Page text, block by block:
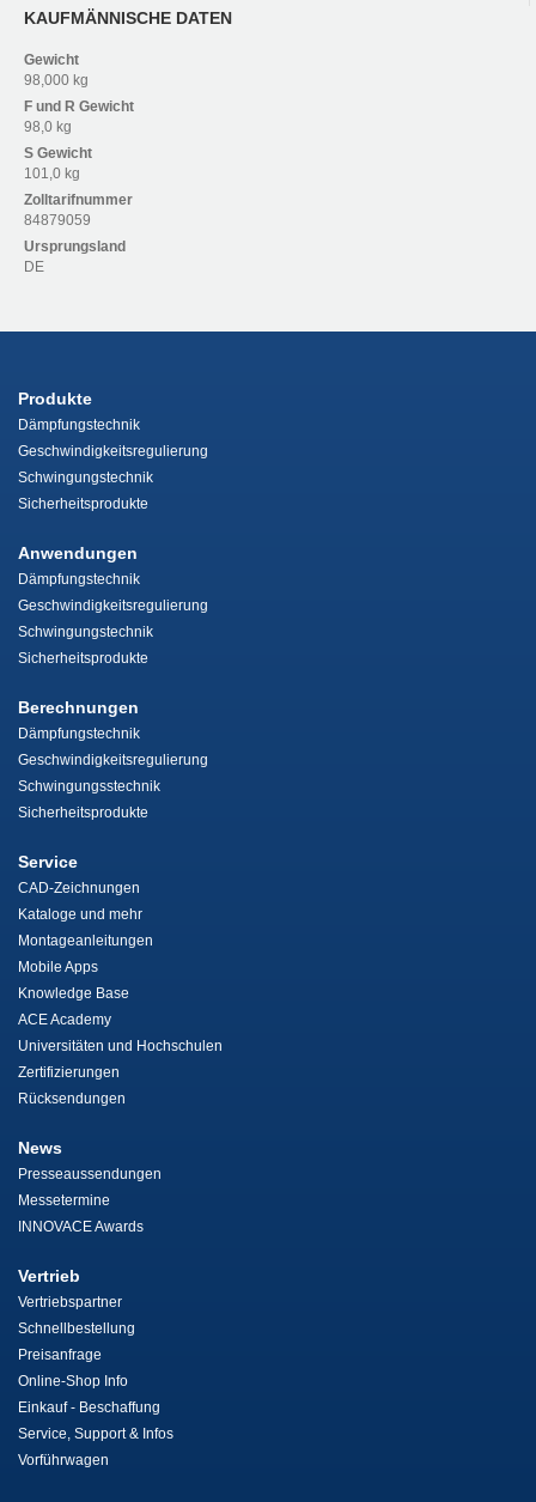
KAUFMÄNNISCHE DATEN
Gewicht
98,000 kg
F und R Gewicht
98,0 kg
S Gewicht
101,0 kg
Zolltarifnummer
84879059
Ursprungsland
DE
Produkte
Dämpfungstechnik
Geschwindigkeitsregulierung
Schwingungstechnik
Sicherheitsprodukte
Anwendungen
Dämpfungstechnik
Geschwindigkeitsregulierung
Schwingungstechnik
Sicherheitsprodukte
Berechnungen
Dämpfungstechnik
Geschwindigkeitsregulierung
Schwingungsstechnik
Sicherheitsprodukte
Service
CAD-Zeichnungen
Kataloge und mehr
Montageanleitungen
Mobile Apps
Knowledge Base
ACE Academy
Universitäten und Hochschulen
Zertifizierungen
Rücksendungen
News
Presseaussendungen
Messetermine
INNOVACE Awards
Vertrieb
Vertriebspartner
Schnellbestellung
Preisanfrage
Online-Shop Info
Einkauf - Beschaffung
Service, Support & Infos
Vorführwagen